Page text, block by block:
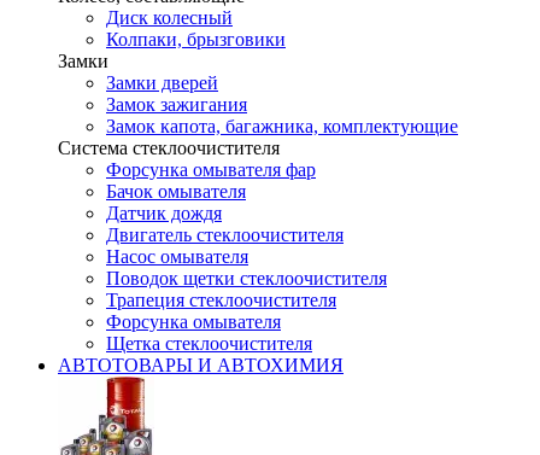
Диск колесный
Колпаки, брызговики
Замки
Замки дверей
Замок зажигания
Замок капота, багажника, комплектующие
Система стеклоочистителя
Форсунка омывателя фар
Бачок омывателя
Датчик дождя
Двигатель стеклоочистителя
Насос омывателя
Поводок щетки стеклоочистителя
Трапеция стеклоочистителя
Форсунка омывателя
Щетка стеклоочистителя
АВТОТОВАРЫ И АВТОХИМИЯ